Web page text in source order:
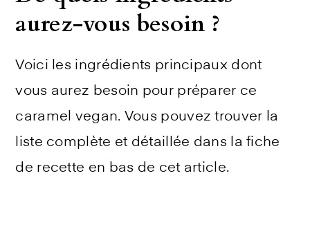
aurez-vous besoin ?
Voici les ingrédients principaux dont
vous aurez besoin pour préparer ce
caramel vegan. Vous pouvez trouver la
liste complète et détaillée dans la fiche
de recette en bas de cet article.